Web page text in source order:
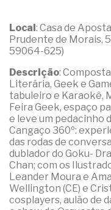
Local: Casa de
Prudente de Morais,
59064-625)
Descrição:
Literária, Geek e
tabuleiro e Karaokê,
Feira Geek, espaço
e leve um pedacinho
Cangaço 360º:
das rodas de
dublador do Goku-
Chan; com os
Leander Moura e
Wellington (CE) e
cosplayers, aulão de